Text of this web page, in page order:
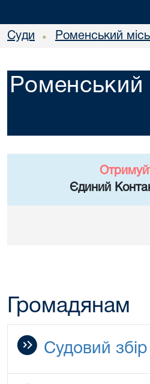
Суди • Роменський
Роменський
Єдиний
Громадянам
Судовий збір